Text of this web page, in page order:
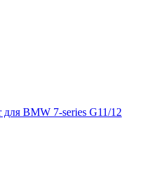
BMW 7-series G11/12